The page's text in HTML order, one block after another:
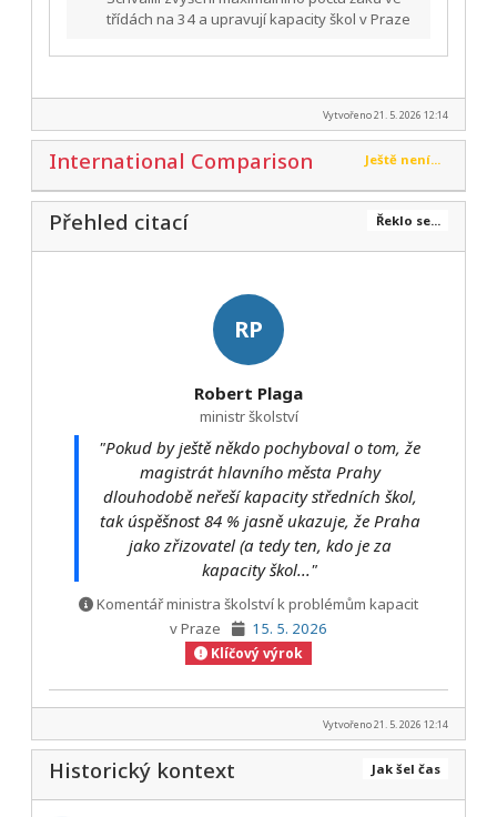
třídách na 34 a upravují kapacity škol v Praze
Vytvořeno 21. 5. 2026 12:14
Ještě není...
International Comparison
Řeklo se...
Přehled citací
RP
Robert Plaga
ministr školství
"Pokud by ještě někdo pochyboval o tom, že
magistrát hlavního města Prahy
dlouhodobě neřeší kapacity středních škol,
tak úspěšnost 84 % jasně ukazuje, že Praha
jako zřizovatel (a tedy ten, kdo je za
kapacity škol..."
Komentář ministra školství k problémům kapacit
v Praze
15. 5. 2026
Klíčový výrok
Vytvořeno 21. 5. 2026 12:14
Jak šel čas
Historický kontext